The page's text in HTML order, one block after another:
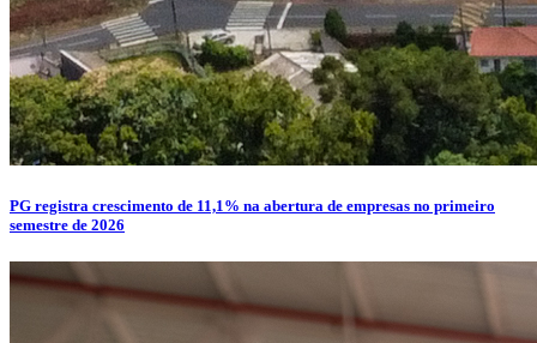
PG registra crescimento de 11,1% na abertura de empresas no primeiro
semestre de 2026